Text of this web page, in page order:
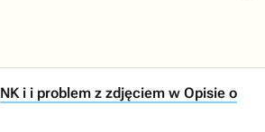
NK i i problem z zdjęciem w Opisie o